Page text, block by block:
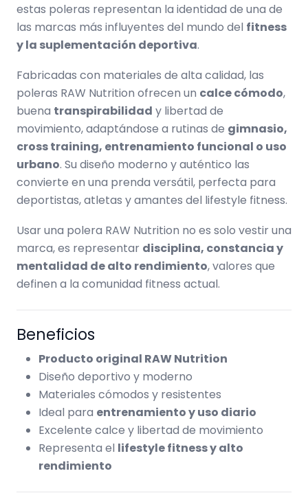
estas poleras representan la identidad de una de
las marcas más influyentes del mundo del fitness
y la suplementación deportiva.
Fabricadas con materiales de alta calidad, las
poleras RAW Nutrition ofrecen un calce cómodo,
buena transpirabilidad y libertad de
movimiento, adaptándose a rutinas de gimnasio,
cross training, entrenamiento funcional o uso
urbano. Su diseño moderno y auténtico las
convierte en una prenda versátil, perfecta para
deportistas, atletas y amantes del lifestyle fitness.
Usar una polera RAW Nutrition no es solo vestir una
marca, es representar disciplina, constancia y
mentalidad de alto rendimiento, valores que
definen a la comunidad fitness actual.
Beneficios
Producto original RAW Nutrition
Diseño deportivo y moderno
Materiales cómodos y resistentes
Ideal para entrenamiento y uso diario
Excelente calce y libertad de movimiento
Representa el lifestyle fitness y alto
rendimiento